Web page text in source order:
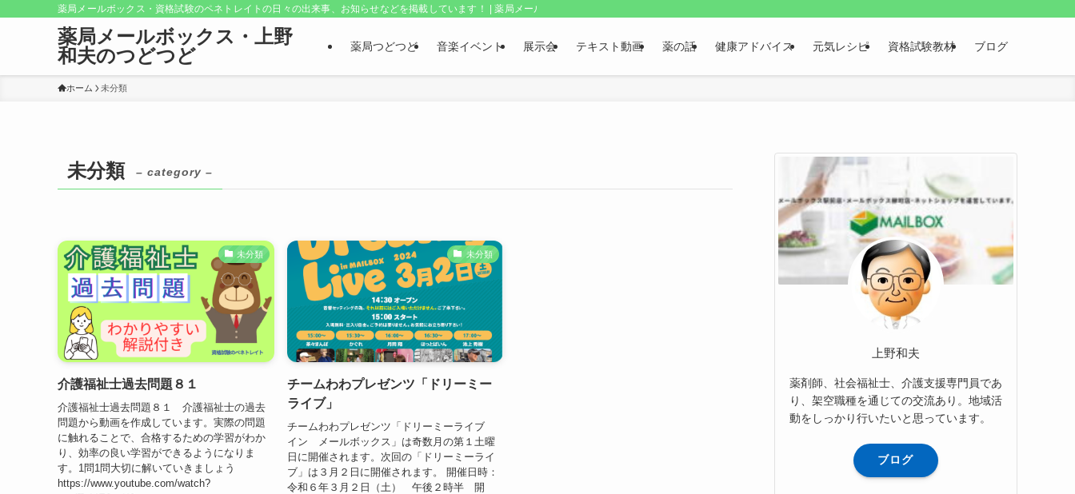
薬局メールボックス・資格試験のペネトレイトの日々の出来事、お知らせなどを掲載しています！ | 薬局メールボックス・上野和夫のつどつど
薬局メールボックス・上野
和夫のつどつど
薬局つどつど 音楽イベント 展示会 テキスト動画 薬の話 健康アドバイス 元気レシピ 資格試験教材 ブログ
ホーム 未分類
未分類 – category –
未分類
介護福祉士過去問題８１
介護福祉士過去問題８１ 介護福祉士の過去
問題から動画を作成しています。実際の問題
に触れることで、合格するための学習がわか
り、効率の良い学習ができるようになりま
す。1問1問大切に解いていきましょう
https://www.youtube.com/watch?
未分類
チームわわプレゼンツ「ドリーミー
ライブ」
チームわわプレゼンツ「ドリーミーライブ
イン メールボックス」は奇数月の第１土曜
日に開催されます。次回の「ドリーミーライ
ブ」は３月２日に開催されます。 開催日時：
令和６年３月２日（土） 午後２時半 開
上野和夫
薬剤師、社会福祉士、介護支援専門員であ
り、架空職種を通じての交流あり。地域活
動をしっかり行いたいと思っています。
ブログ